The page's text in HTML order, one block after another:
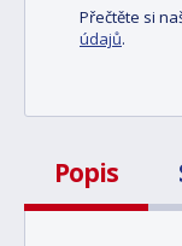
Přečtěte si
údajů.
Popis